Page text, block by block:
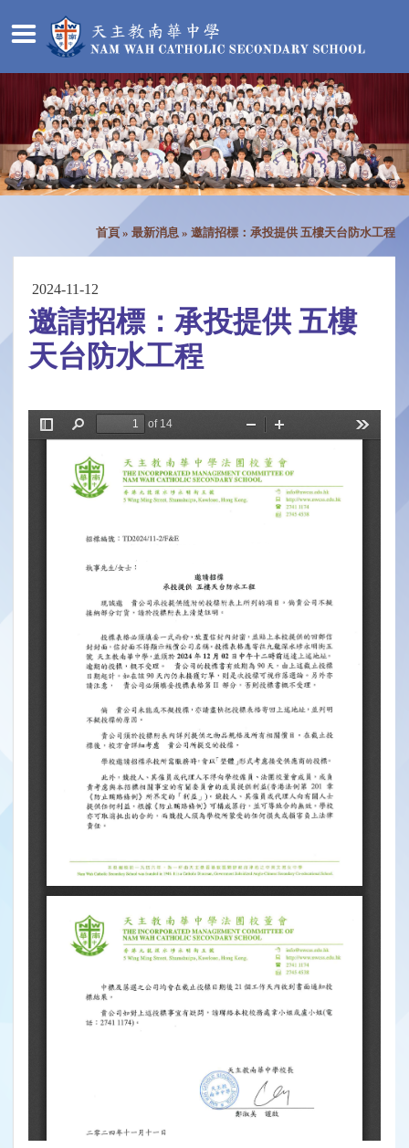
首頁 » 最新消息 » 邀請招標：承投提供 五樓天台防水工程
2024-11-12
邀請招標：承投提供 五樓
天台防水工程